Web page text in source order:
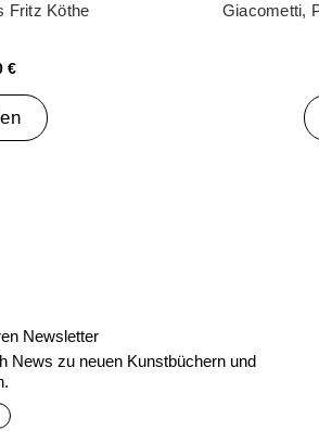
Fritz Köthe
€
Giacometti,
Newsletter
News zu neuen Kunstbüchern und